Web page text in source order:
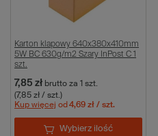
Karton klapowy 640x380x410mm
5W BC 630g/m2 Szary InPost C 1
szt.
7,85 zł brutto za 1 szt.
(7,85 zł / szt.)
Kup więcej od 4,69 zł / szt.
Wybierz ilość